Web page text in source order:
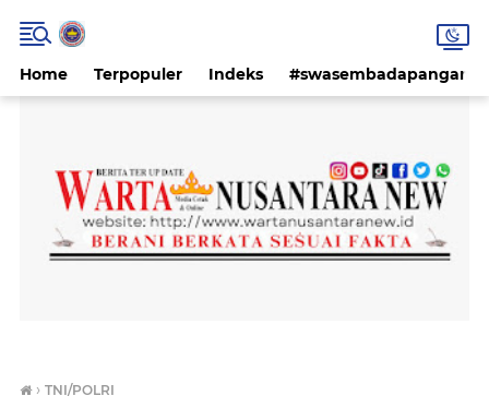
Home Terpopuler Indeks #swasembadapangan
› TNI/POLRI